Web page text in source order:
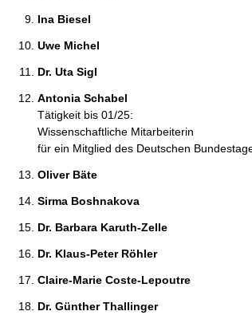
Ina Biesel
Uwe Michel
Dr. Uta Sigl
Antonia Schabel
Tätigkeit bis 01/25:
Wissenschaftliche Mitarbeiterin
für ein Mitglied des Deutschen
Oliver Bäte
Sirma Boshnakova
Dr. Barbara Karuth-Zelle
Dr. Klaus-Peter Röhler
Claire-Marie Coste-Lepoutre
Dr. Günther Thallinger